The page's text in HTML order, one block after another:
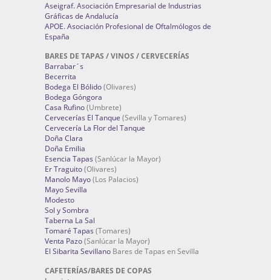
Aseigraf. Asociación Empresarial de Industrias
Gráficas de Andalucía
APOE. Asociación Profesional de Oftalmólogos de
España
BARES DE TAPAS / VINOS / CERVECERÍAS
Barrabar´s
Becerrita
Bodega El Bólido(Olivares)
Bodega Góngora
Casa Rufino(Umbrete)
Cervecerías El Tanque (Sevilla y Tomares)
Cervecería La Flor del Tanque
Doña Clara
Doña Emilia
Esencia Tapas (Sanlúcar la Mayor)
Er Traguito(Olivares)
Manolo Mayo(Los Palacios)
Mayo Sevilla
Modesto
Sol y Sombra
Taberna La Sal
Tomaré Tapas (Tomares)
Venta Pazo(Sanlúcar la Mayor)
El Sibarita Sevillano Bares de Tapas en Sevilla
CAFETERÍAS/BARES DE COPAS